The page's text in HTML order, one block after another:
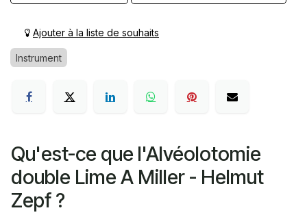
Ajouter à la liste de souhaits
Instrument
Qu'est-ce que l'Alvéolotomie
double Lime A Miller - Helmut
Zepf ?